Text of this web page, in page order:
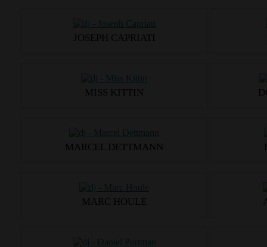
JOSEPH CAPRIATI
MISS KITTIN
MARCEL DETTMANN
MARC HOULE